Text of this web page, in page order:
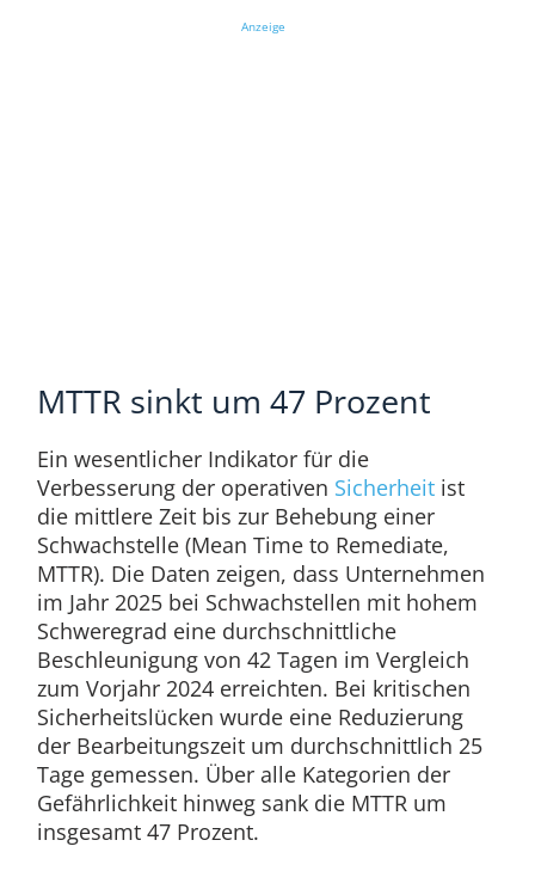
Anzeige
MTTR sinkt um 47 Prozent
Ein wesentlicher Indikator für die
Verbesserung der operativen Sicherheitist
die mittlere Zeit bis zur Behebung einer
Schwachstelle (Mean Time to Remediate,
MTTR). Die Daten zeigen, dass Unternehmen
im Jahr 2025 bei Schwachstellen mit hohem
Schweregrad eine durchschnittliche
Beschleunigung von 42 Tagen im Vergleich
zum Vorjahr 2024 erreichten. Bei kritischen
Sicherheitslücken wurde eine Reduzierung
der Bearbeitungszeit um durchschnittlich 25
Tage gemessen. Über alle Kategorien der
Gefährlichkeit hinweg sank die MTTR um
insgesamt 47 Prozent.